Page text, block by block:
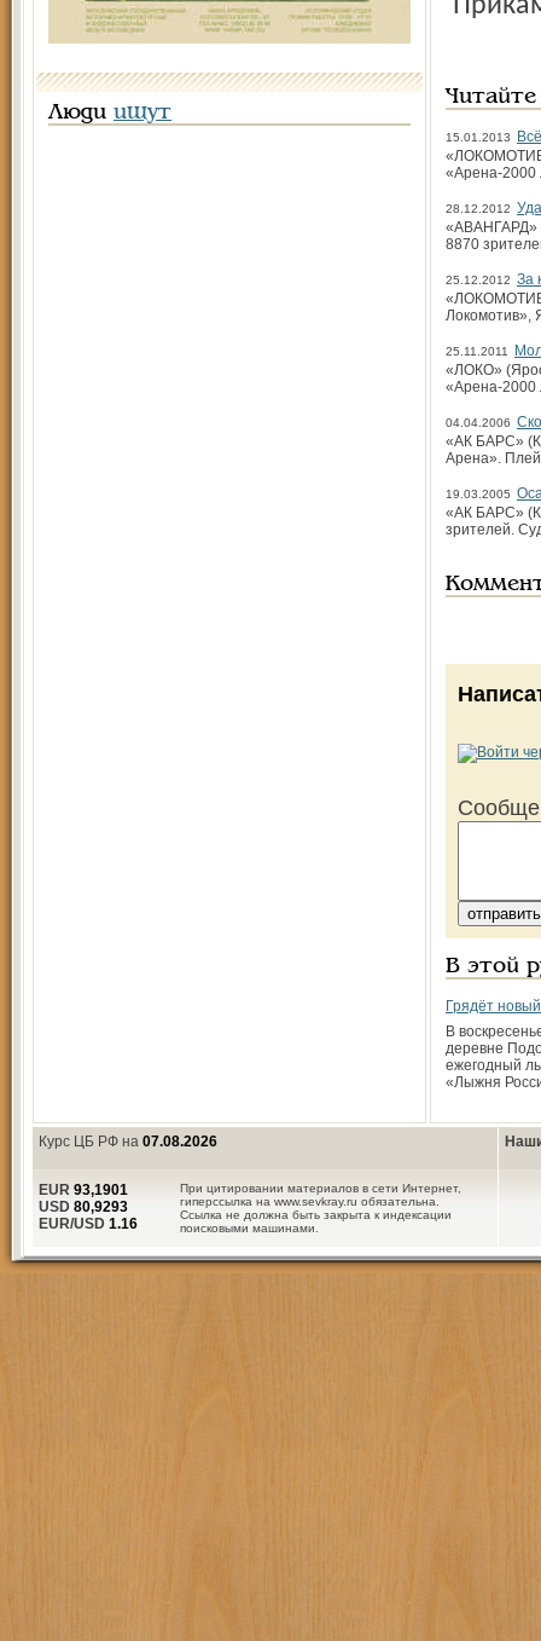
Люди ищут
15.01.2013
«Арена-2000
28.12.2012
«АВАНГАРД»
8870
25.12.2012 За
Локомотив»,
25.11.2011
«ЛОКО»
«Арена-2000
04.04.2006
«АК БАРС»
Арена».
19.03.2005
«АК БАРС»
зрителей.
В этой
Грядёт
В
деревне
ежегодный
«Лыжня
Курс ЦБ РФ на 07.08.2026
При цитировании материалов в сети Интернет,
гиперссылка на www.sevkray.ru обязательна.
Ссылка не должна быть закрыта к индексации
поисковыми машинами.
EUR 93,1901
USD 80,9293
EUR/USD 1.16